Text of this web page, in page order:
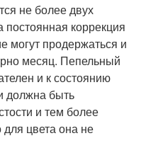
не более двух
коррекция
могут продержаться и
месяц. Пепельный
и к состоянию
должна быть
и тем более
цвета она не